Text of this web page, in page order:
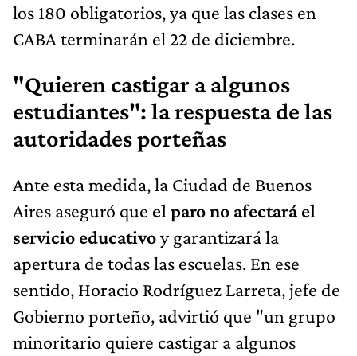
los 180 obligatorios, ya que las clases en
CABA terminarán el 22 de diciembre.
"Quieren castigar a algunos
estudiantes": la respuesta de las
autoridades porteñas
Ante esta medida, la Ciudad de Buenos
Aires aseguró que el paro no afectará el
servicio educativoy garantizará la
apertura de todas las escuelas. En ese
sentido, Horacio Rodríguez Larreta, jefe de
Gobierno porteño, advirtió que "un grupo
minoritario quiere castigar a algunos